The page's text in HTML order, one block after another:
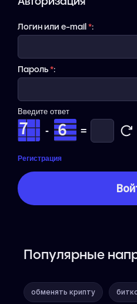
Логин или e-mail *:
Пароль *:
Введите ответ
- =
Регистрация
Популярные
обменять крипту